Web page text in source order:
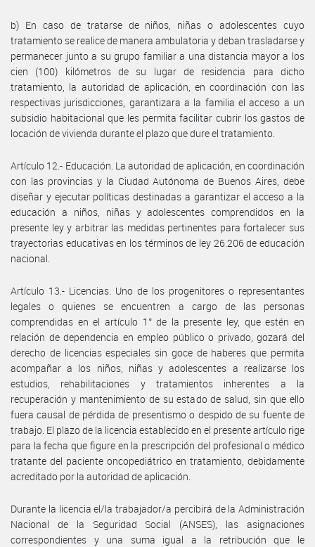
b) En caso de tratarse de niños, niñas o adolescentes cuyo
tratamiento se realice de manera ambulatoria y deban trasladarse y
permanecer junto a su grupo familiar a una distancia mayor a los
cien (100) kilómetros de su lugar de residencia para dicho
tratamiento, la autoridad de aplicación, en coordinación con las
respectivas jurisdicciones, garantizara a la familia el acceso a un
subsidio habitacional que les permita facilitar cubrir los gastos de
locación de vivienda durante el plazo que dure el tratamiento.
Artículo 12.- Educación. La autoridad de aplicación, en coordinación
con las provincias y la Ciudad Autónoma de Buenos Aires, debe
diseñar y ejecutar políticas destinadas a garantizar el acceso a la
educación a niños, niñas y adolescentes comprendidos en la
presente ley y arbitrar las medidas pertinentes para fortalecer sus
trayectorias educativas en los términos de ley 26.206 de educación
nacional.
Artículo 13.- Licencias. Uno de los progenitores o representantes
legales o quienes se encuentren a cargo de las personas
comprendidas en el artículo 1° de la presente ley, que estén en
relación de dependencia en empleo público o privado, gozará del
derecho de licencias especiales sin goce de haberes que permita
acompañar a los niños, niñas y adolescentes a realizarse los
estudios, rehabilitaciones y tratamientos inherentes a la
recuperación y mantenimiento de su estado de salud, sin que ello
fuera causal de pérdida de presentismo o despido de su fuente de
trabajo. El plazo de la licencia establecido en el presente artículo rige
para la fecha que figure en la prescripción del profesional o médico
tratante del paciente oncopediátrico en tratamiento, debidamente
acreditado por la autoridad de aplicación.
Durante la licencia el/la trabajador/a percibirá de la Administración
Nacional de la Seguridad Social (ANSES), las asignaciones
correspondientes y una suma igual a la retribución que le